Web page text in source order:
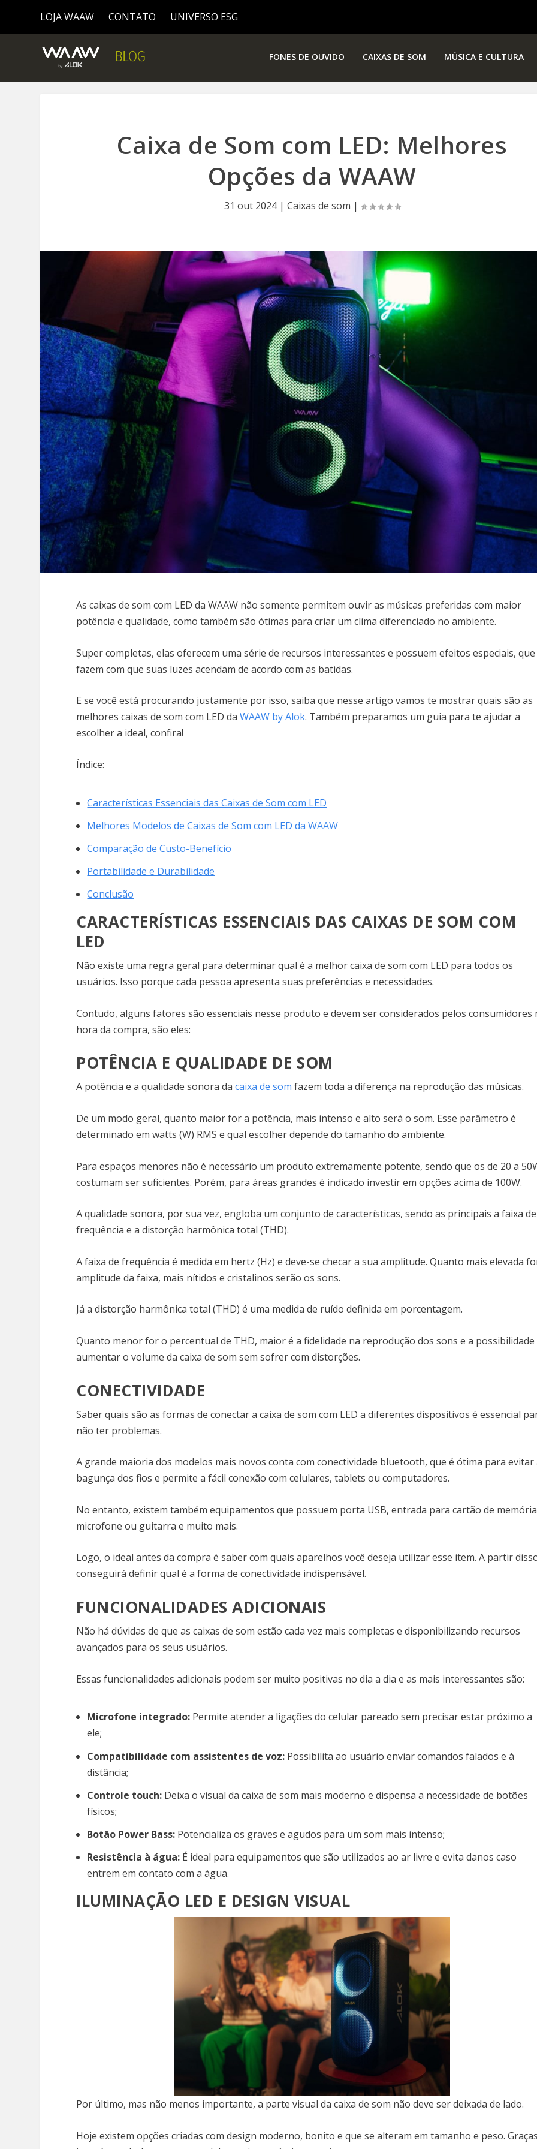
LOJA WAAW CONTATO UNIVERSO ESG
FONES DE OUVIDO CAIXAS DE SOM MÚSICA E CULTURA
Caixa de Som com LED: Melhores
Opções da WAAW
31 out 2024| Caixas de som |
As caixas de som com LED da WAAW não somente permitem ouvir as músicas preferidas com maior
potência e qualidade, como também são ótimas para criar um clima diferenciado no ambiente.
Super completas, elas oferecem uma série de recursos interessantes e possuem efeitos especiais, que
fazem com que suas luzes acendam de acordo com as batidas.
E se você está procurando justamente por isso, saiba que nesse artigo vamos te mostrar quais são as
melhores caixas de som com LED daWAAW by Alok. Também preparamos um guia para te ajudar a
escolher a ideal, confira!
Índice:
Características Essenciais das Caixas de Som com LED
Melhores Modelos de Caixas de Som com LED da WAAW
Comparação de Custo-Benefício
Portabilidade e Durabilidade
Conclusão
CARACTERÍSTICAS ESSENCIAIS DAS CAIXAS DE SOM COM
LED
Não existe uma regra geral para determinar qual é a melhor caixa de som com LED para todos os
usuários. Isso porque cada pessoa apresenta suas preferências e necessidades.
Contudo, alguns fatores são essenciais nesse produto e devem ser considerados pelos consumidores
hora da compra, são eles:
POTÊNCIA E QUALIDADE DE SOM
A potência e a qualidade sonora dacaixa de som fazem toda a diferença na reprodução das músicas.
De um modo geral, quanto maior for a potência, mais intenso e alto será o som. Esse parâmetro é
determinado em watts (W) RMS e qual escolher depende do tamanho do ambiente.
Para espaços menores não é necessário um produto extremamente potente, sendo que os de 20 a
costumam ser suficientes. Porém, para áreas grandes é indicado investir em opções acima de 100W.
A qualidade sonora, por sua vez, engloba um conjunto de características, sendo as principais a faixa de
frequência e a distorção harmônica total (THD).
A faixa de frequência é medida em hertz (Hz) e deve-se checar a sua amplitude. Quanto mais elevada
amplitude da faixa, mais nítidos e cristalinos serão os sons.
Já a distorção harmônica total (THD) é uma medida de ruído definida em porcentagem.
Quanto menor for o percentual de THD, maior é a fidelidade na reprodução dos sons e a possibilidade
aumentar o volume da caixa de som sem sofrer com distorções.
CONECTIVIDADE
Saber quais são as formas de conectar a caixa de som com LED a diferentes dispositivos é essencial
não ter problemas.
A grande maioria dos modelos mais novos conta com conectividade bluetooth, que é ótima para evitar
bagunça dos fios e permite a fácil conexão com celulares, tablets ou computadores.
No entanto, existem também equipamentos que possuem porta USB, entrada para cartão de
microfone ou guitarra e muito mais.
Logo, o ideal antes da compra é saber com quais aparelhos você deseja utilizar esse item. A partir
conseguirá definir qual é a forma de conectividade indispensável.
FUNCIONALIDADES ADICIONAIS
Não há dúvidas de que as caixas de som estão cada vez mais completas e disponibilizando recursos
avançados para os seus usuários.
Essas funcionalidades adicionais podem ser muito positivas no dia a dia e as mais interessantes são:
Microfone integrado: Permite atender a ligações do celular pareado sem precisar estar próximo a
ele;
Compatibilidade com assistentes de voz: Possibilita ao usuário enviar comandos falados e à
distância;
Controle touch: Deixa o visual da caixa de som mais moderno e dispensa a necessidade de botões
físicos;
Botão Power Bass: Potencializa os graves e agudos para um som mais intenso;
Resistência à água: É ideal para equipamentos que são utilizados ao ar livre e evita danos caso
entrem em contato com a água.
ILUMINAÇÃO LED E DESIGN VISUAL
Por último, mas não menos importante, a parte visual da caixa de som não deve ser deixada de lado.
Hoje existem opções criadas com design moderno, bonito e que se alteram em tamanho e peso.